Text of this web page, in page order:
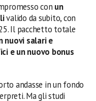
con un
valido da subito, con
Il pacchetto totale
nuovi salari e
e un nuovo bonus
andasse in un fondo
Ma gli studi